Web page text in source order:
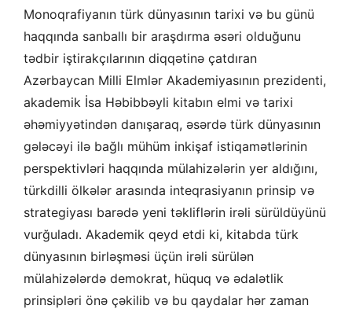
Monoqrafiyanın türk dünyasının tarixi və bu günü
haqqında sanballı bir araşdırma əsəri olduğunu
tədbir iştirakçılarının diqqətinə çatdıran
Azərbaycan Milli Elmlər Akademiyasının prezidenti,
akademik İsa Həbibbəyli kitabın elmi və tarixi
əhəmiyyətindən danışaraq, əsərdə türk dünyasının
gələcəyi ilə bağlı mühüm inkişaf istiqamətlərinin
perspektivləri haqqında mülahizələrin yer aldığını,
türkdilli ölkələr arasında inteqrasiyanın prinsip və
strategiyası barədə yeni təkliflərin irəli sürüldüyünü
vurğuladı. Akademik qeyd etdi ki, kitabda türk
dünyasının birləşməsi üçün irəli sürülən
mülahizələrdə demokrat, hüquq və ədalətlik
prinsipləri önə çəkilib və bu qaydalar hər zaman